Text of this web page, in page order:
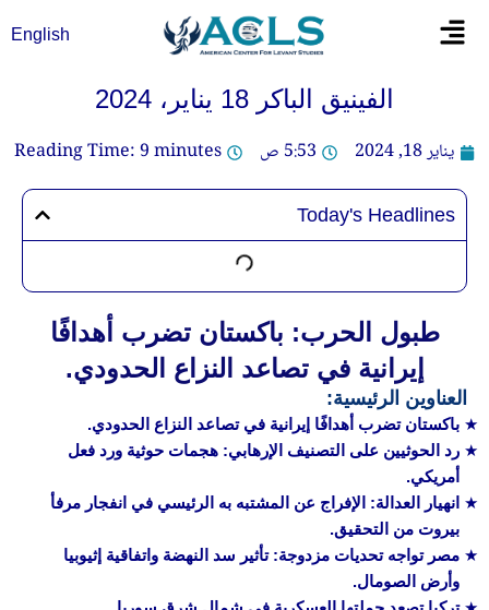
Flyout
English
الفينيق الباكر 18 يناير، 2024
يناير 18, 2024
5:53 ص Reading Time:9minutes
Today's Headlines
طبول الحرب: باكستان تضرب أهدافًا
إيرانية في تصاعد النزاع الحدودي.
العناوين الرئيسية:
باكستان تضرب أهدافًا إيرانية في تصاعد النزاع الحدودي.
رد الحوثيين على التصنيف الإرهابي: هجمات حوثية ورد فعل
أمريكي.
انهيار العدالة: الإفراج عن المشتبه به الرئيسي في انفجار مرفأ
بيروت من التحقيق.
مصر تواجه تحديات مزدوجة: تأثير سد النهضة واتفاقية إثيوبيا
وأرض الصومال.